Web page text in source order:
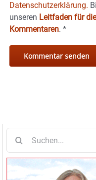
Datenschutzerklärung.
unseren Leitfaden für
Kommentaren. *
nach: